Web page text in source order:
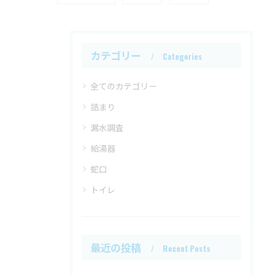
カテゴリー Categories
全てのカテゴリー
詰まり
漏水調査
給湯器
蛇口
トイレ
最近の投稿 Recent Posts